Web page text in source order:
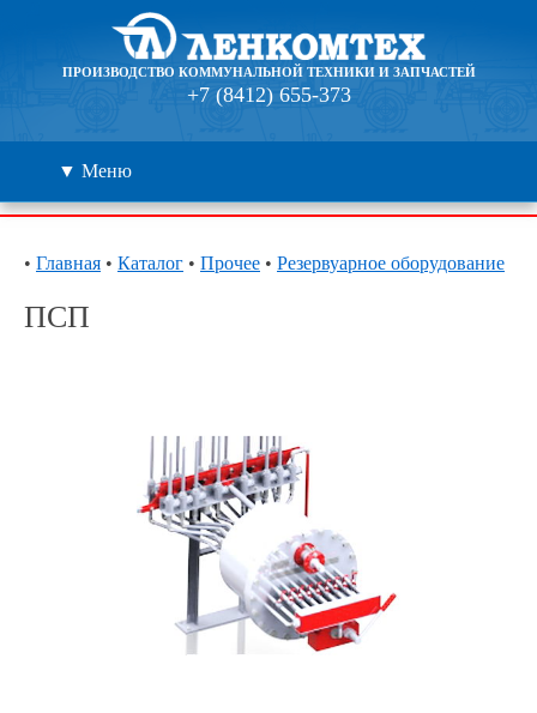
ПРОИЗВОДСТВО КОММУНАЛЬНОЙ ТЕХНИКИ И ЗАПЧАСТЕЙ
+7 (8412) 655-373
▼ Меню
• Главная • Каталог • Прочее • Резервуарное оборудование
ПСП